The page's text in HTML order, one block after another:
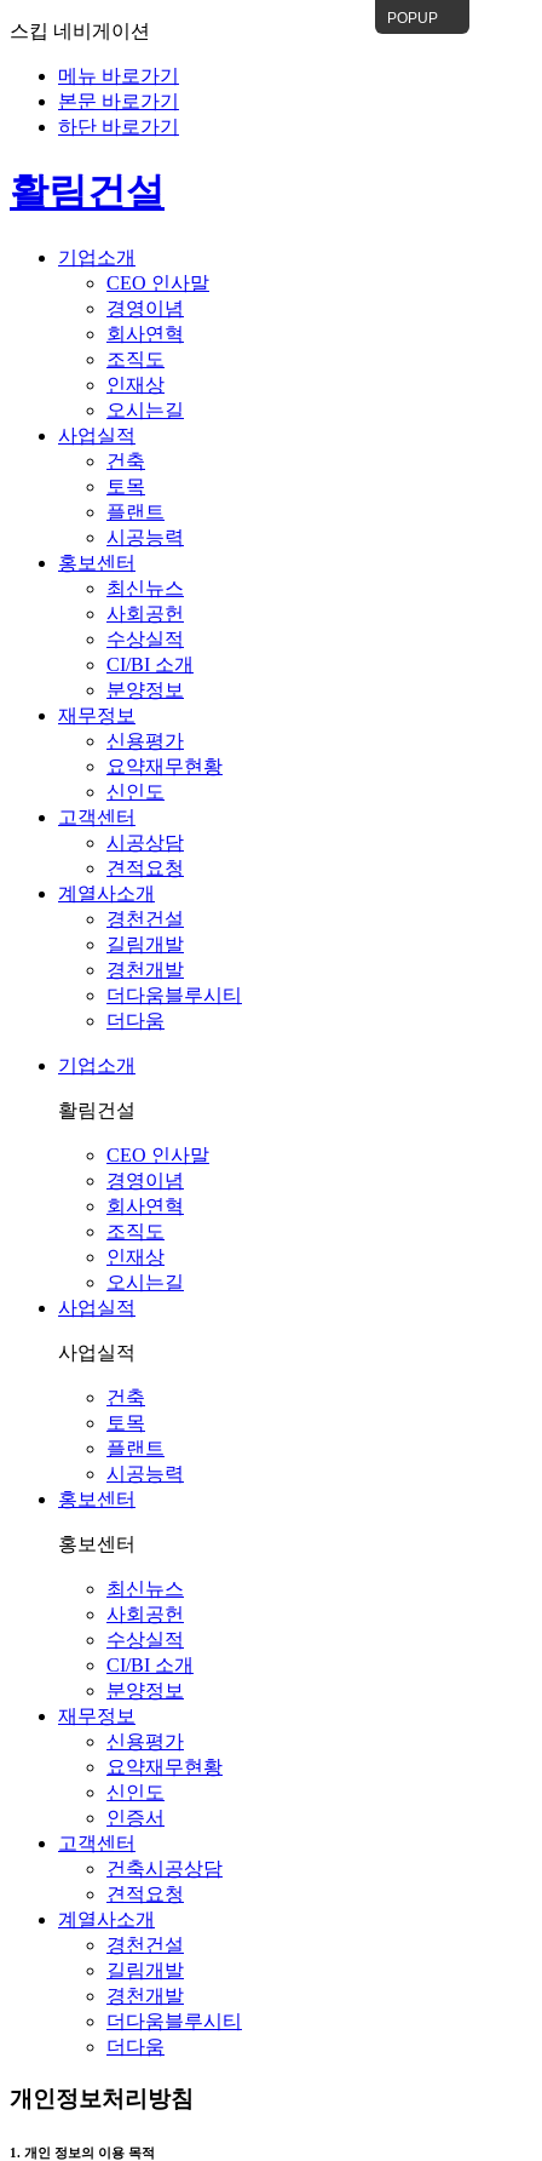
스킵 네비게이션
메뉴 바로가기
본문 바로가기
하단 바로가기
POPUP
활림건설
기업소개
CEO 인사말
경영이념
회사연혁
조직도
인재상
오시는길
사업실적
건축
토목
플랜트
시공능력
홍보센터
최신뉴스
사회공헌
수상실적
CI/BI 소개
분양정보
재무정보
신용평가
요약재무현황
신인도
고객센터
시공상담
견적요청
계열사소개
경천건설
길림개발
경천개발
더다움블루시티
더다움
기업소개
활림건설
CEO 인사말
경영이념
회사연혁
조직도
인재상
오시는길
사업실적
사업실적
건축
토목
플랜트
시공능력
홍보센터
홍보센터
최신뉴스
사회공헌
수상실적
CI/BI 소개
분양정보
재무정보
신용평가
요약재무현황
신인도
인증서
고객센터
건축시공상담
견적요청
계열사소개
경천건설
길림개발
경천개발
더다움블루시티
더다움
개인정보처리방침
1. 개인 정보의 이용 목적